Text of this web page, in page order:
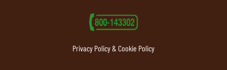
Privacy Policy & Cookie Policy